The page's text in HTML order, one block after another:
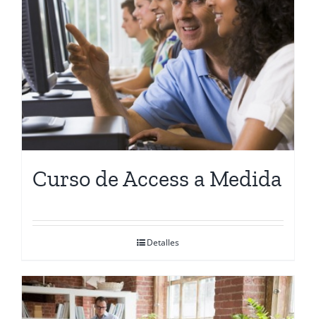
Contactanos
Curso de Access a Medida
Detalles